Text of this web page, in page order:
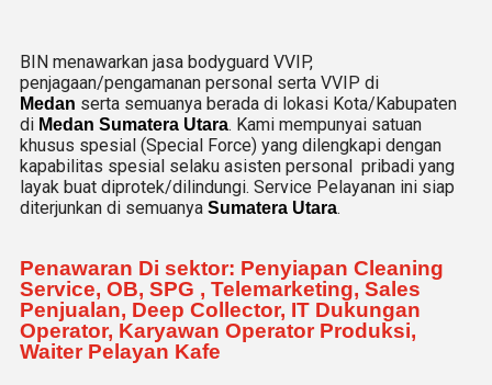
BIN menawarkan jasa bodyguard VVIP,
penjagaan/pengamanan personal serta VVIP di
Medan serta semuanya berada di lokasi Kota/Kabupaten
di Medan Sumatera Utara. Kami mempunyai satuan
khusus spesial (Special Force) yang dilengkapi dengan
kapabilitas spesial selaku asisten personal pribadi yang
layak buat diprotek/dilindungi. Service Pelayanan ini siap
diterjunkan di semuanya Sumatera Utara.
Penawaran Di sektor: Penyiapan Cleaning
Service, OB, SPG , Telemarketing, Sales
Penjualan, Deep Collector, IT Dukungan
Operator, Karyawan Operator Produksi,
Waiter Pelayan Kafe